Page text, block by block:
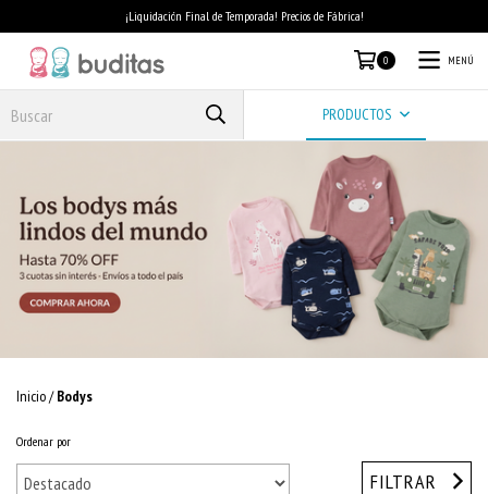
¡Liquidación Final de Temporada! Precios de Fábrica!
0 MENÚ
PRODUCTOS
Inicio/ Bodys
Ordenar por
FILTRAR